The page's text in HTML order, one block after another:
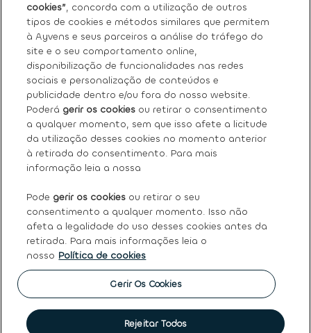
Sobre nós
Os nossos serviços
FAQ
Termos e condições gerais
Ayvens
Política de Cookies|Declaração de Privacidade
Princípios Éticos e de Conduta
Canal de denúncias|Intermediação de crédito|Garantia
de usados|Política de qualidade|Política de reclamações
Société Générale
cookies”, concorda com a utilização de outros
tipos de cookies e métodos similares que permitem
à Ayvens e seus parceiros a análise do tráfego do
site e o seu comportamento online,
disponibilização de funcionalidades nas redes
sociais e personalização de conteúdos e
publicidade dentro e/ou fora do nosso website.
Poderá gerir os cookies ou retirar o consentimento
a qualquer momento, sem que isso afete a licitude
da utilização desses cookies no momento anterior
à retirada do consentimento. Para mais
informação leia a nossa
Pode gerir os cookies ou retirar o seu
consentimento a qualquer momento. Isso não
afeta a legalidade do uso desses cookies antes da
retirada. Para mais informações leia o
nosso Política de cookies
Gerir Os Cookies
Rejeitar Todos